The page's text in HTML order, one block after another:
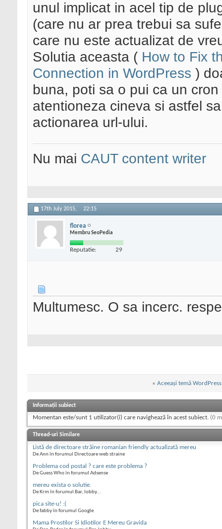
unul implicat in acel tip de
(care nu ar prea trebui sa
care nu este actualizat de
Solutia aceasta ( How to Fix
Connection in WordPress )
buna, poti sa o pui ca un
atentioneza cineva si astfel
actionarea url-ului.
Nu mai CAUT content writer
17th July 2015, 22:15
florea
Membru SeoPedia
Reputatie: 29
Multumesc. O sa incerc.
« Aceeași temă
Informații subiect
Momentan este/sunt 1 utilizator(i) care navighează în acest subiect. (0
Thread-uri Similare
Listă de directoare străine romanian friendly actualizată mereu
De Ann în forumul Directoare web straine
Problema cod postal ? care este problema ?
De Guess Who în forumul Adsense
mereu exista o solutie.
De Krm în forumul Bar, lobby...
pica site-u! :(
De fabby în forumul Google
Mama Prostilor Si Idiotilor E Mereu Gravida